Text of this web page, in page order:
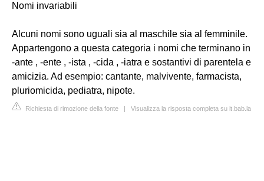
Nomi invariabili
Alcuni nomi sono uguali sia al maschile sia al femminile.
Appartengono a questa categoria i nomi che terminano in
-ante , -ente , -ista , -cida , -iatra e sostantivi di parentela e
amicizia. Ad esempio: cantante, malvivente, farmacista,
pluriomicida, pediatra, nipote.
Richiesta di rimozione della fonte | Visualizza la risposta completa su it.bab.la